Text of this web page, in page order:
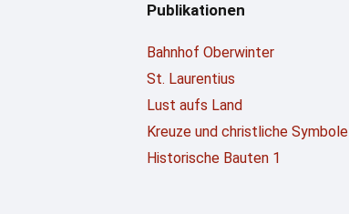
Publikationen
Bahnhof Oberwinter
St. Laurentius
Lust aufs Land
Kreuze und christliche Symbole
Historische Bauten 1